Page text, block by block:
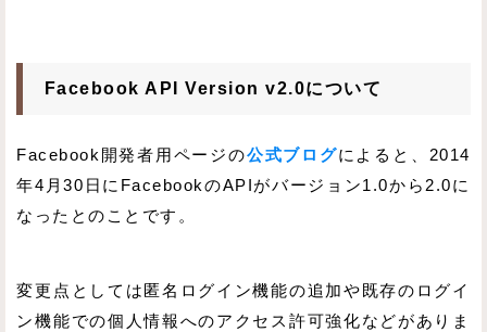
Facebook API Version v2.0について
Facebook開発者用ページの公式ブログによると、2014
年4月30日にFacebookのAPIがバージョン1.0から2.0に
なったとのことです。
変更点としては匿名ログイン機能の追加や既存のログイ
ン機能での個人情報へのアクセス許可強化などがありま